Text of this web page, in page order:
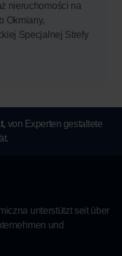
nieruchomości na
Okmiany,
Specjalnej Strefy
von Experten gestaltete
unterstützt seit über
und